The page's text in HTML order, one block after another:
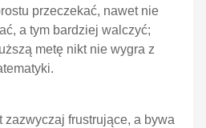
przeczekać, nawet nie
a tym bardziej walczyć;
metę nikt nie wygra z
zazwyczaj frustrujące, a bywa